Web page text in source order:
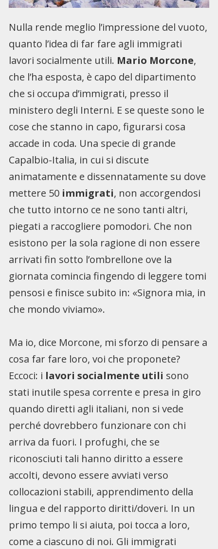
Nulla rende meglio l’impressione del vuoto,
quanto l’idea di far fare agli immigrati
lavori socialmente utili. Mario Morcone,
che l’ha esposta, è capo del dipartimento
che si occupa d’immigrati, presso il
ministero degli Interni. E se queste sono le
cose che stanno in capo, figurarsi cosa
accade in coda. Una specie di grande
Capalbio-Italia, in cui si discute
animatamente e dissennatamente su dove
mettere 50 immigrati, non accorgendosi
che tutto intorno ce ne sono tanti altri,
piegati a raccogliere pomodori. Che non
esistono per la sola ragione di non essere
arrivati fin sotto l’ombrellone ove la
giornata comincia fingendo di leggere tomi
pensosi e finisce subito in: «Signora mia, in
che mondo viviamo».
Ma io, dice Morcone, mi sforzo di pensare a
cosa far fare loro, voi che proponete?
Eccoci: i lavori socialmente utili sono
stati inutile spesa corrente e presa in giro
quando diretti agli italiani, non si vede
perché dovrebbero funzionare con chi
arriva da fuori. I profughi, che se
riconosciuti tali hanno diritto a essere
accolti, devono essere avviati verso
collocazioni stabili, apprendimento della
lingua e del rapporto diritti/doveri. In un
primo tempo li si aiuta, poi tocca a loro,
come a ciascuno di noi. Gli immigrati